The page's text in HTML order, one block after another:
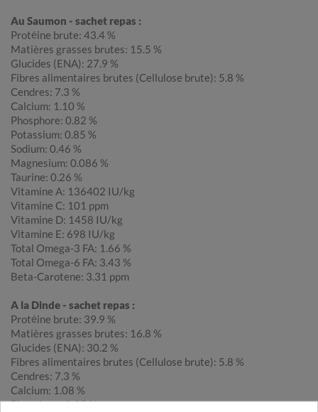
Au Saumon - sachet repas :
Protéine brute: 43.4 %
Matières grasses brutes: 15.5 %
Glucides (ENA): 27.9 %
Fibres alimentaires brutes (Cellulose brute): 5.8 %
Cendres: 7.3 %
Calcium: 1.10 %
Phosphore: 0.82 %
Potassium: 0.85 %
Sodium: 0.46 %
Magnesium: 0.086 %
Taurine: 0.26 %
Vitamine A: 136402 IU/kg
Vitamine C: 101 ppm
Vitamine D: 1458 IU/kg
Vitamine E: 698 IU/kg
Total Omega-3 FA: 1.66 %
Total Omega-6 FA: 3.43 %
Beta-Carotene: 3.31 ppm
A la Dinde - sachet repas :
Protéine brute: 39.9 %
Matières grasses brutes: 16.8 %
Glucides (ENA): 30.2 %
Fibres alimentaires brutes (Cellulose brute): 5.8 %
Cendres: 7.3 %
Calcium: 1.08 %
Phosphore: 0.85 %